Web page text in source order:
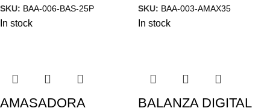
SKU: BAA-006-BAS-25P
In stock
SKU: BAA-003-AMAX35
In stock
AMASADORA
BALANZA DIGITAL